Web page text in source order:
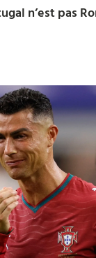
n’est pas